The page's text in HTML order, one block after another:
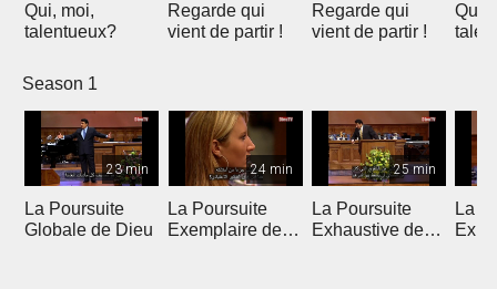
Qui, moi,
talentueux?
Regarde qui
vient de partir !
Regarde qui
vient de partir !
Qui,
Season 1
23 min
La Poursuite
Globale de Dieu
24 min
La Poursuite
Exemplaire de
25 min
La Poursuite
Exhaustive de
La